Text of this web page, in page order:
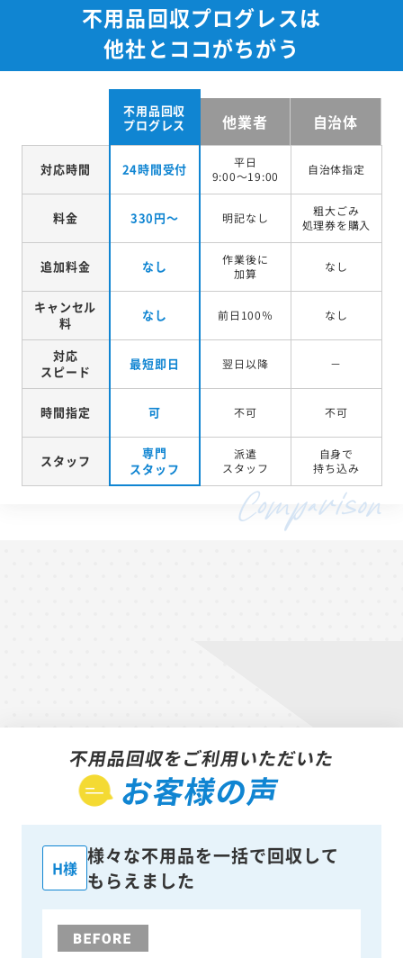
不用品回収プログレスは
他社とココがちがう
不用品回収
プログレス
他業者 自治体
対応時間 24時間受付
平日
9:00～19:00
自治体指定
料金 330円～ 明記なし
粗大ごみ
処理券を購入
追加料金 なし
作業後に
加算
なし
キャンセル
料
なし 前日100％ なし
対応
スピード
最短即日 翌日以降 －
時間指定 可 不可 不可
スタッフ
専門
スタッフ
派遣
スタッフ
自身で
持ち込み
不用品回収をご利用いただいた
お客様の声
H様
様々な不用品を一括で回収して
もらえました